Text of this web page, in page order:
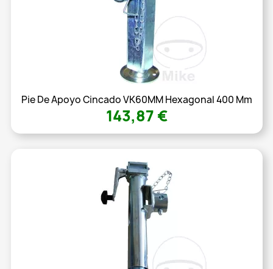
Pie De Apoyo Cincado VK60MM Hexagonal 400 Mm
143,87 €